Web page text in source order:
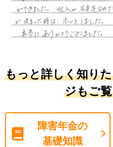
もっと詳しく知り
ジもご
障害年金の
基礎知識